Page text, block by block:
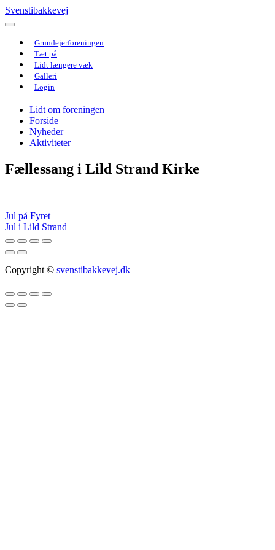
Svenstibakkevej
Grundejerforeningen
Tæt på
Lidt længere væk
Galleri
Login
Lidt om foreningen
Forside
Nyheder
Aktiviteter
Fællessang i Lild Strand Kirke
Indlægsnavigation
Jul på Fyret
Jul i Lild Strand
Copyright © svenstibakkevej.dk